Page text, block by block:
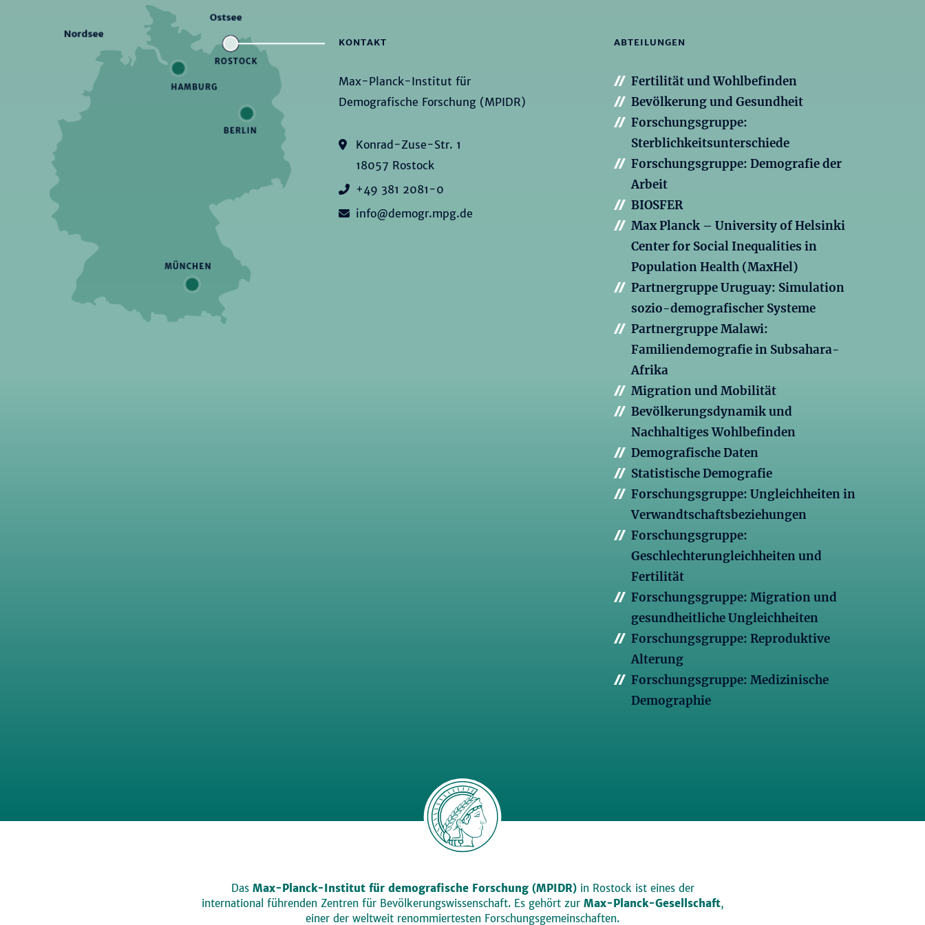
KONTAKT
Max-Planck-Institut für
Demografische Forschung (MPIDR)
Konrad-Zuse-Str. 1
18057 Rostock
+49 381 2081-0
info@demogr.mpg.de
ABTEILUNGEN
Fertilität und Wohlbefinden
Bevölkerung und Gesundheit
Forschungsgruppe:
Sterblichkeitsunterschiede
Forschungsgruppe: Demografie der
Arbeit
BIOSFER
Max Planck – University of Helsinki
Center for Social Inequalities in
Population Health (MaxHel)
Partnergruppe Uruguay: Simulation
sozio-demografischer Systeme
Partnergruppe Malawi:
Familiendemografie in Subsahara-
Afrika
Migration und Mobilität
Bevölkerungsdynamik und
Nachhaltiges Wohlbefinden
Demografische Daten
Statistische Demografie
Forschungsgruppe: Ungleichheiten in
Verwandtschaftsbeziehungen
Forschungsgruppe:
Geschlechterungleichheiten und
Fertilität
Forschungsgruppe: Migration und
gesundheitliche Ungleichheiten
Forschungsgruppe: Reproduktive
Alterung
Forschungsgruppe: Medizinische
Demographie
Das Max-Planck-Institut für demografische Forschung (MPIDR)in Rostock ist eines der
international führenden Zentren für Bevölkerungswissenschaft. Es gehört zur Max-Planck-Gesellschaft,
einer der weltweit renommiertesten Forschungsgemeinschaften.